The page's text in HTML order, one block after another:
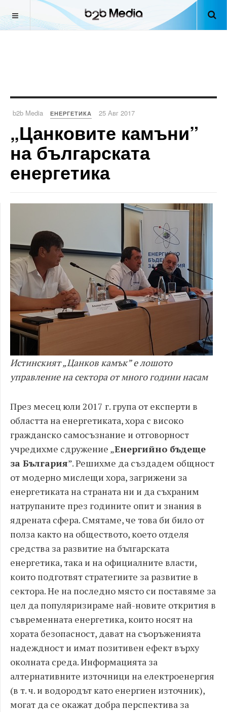
b2b Media ЕНЕРГЕТИКА 25 Авг 2017
„Цанковите камъни”
на българската
енергетика
Истинският „Цанков камък” е лошото
управление на сектора от много години насам
През месец юли 2017 г. група от експерти в
областта на енергетиката, хора с високо
гражданско самосъзнание и отговорност
учредихме сдружение „Енергийно бъдеще
за България”. Решихме да създадем общност
от модерно мислещи хора, загрижени за
енергетиката на страната ни и да съхраним
натрупаните през годините опит и знания в
ядрената сфера. Смятаме, че това би било от
полза както на обществото, което отделя
средства за развитие на българската
енергетика, така и на официалните власти,
които подготвят стратегиите за развитие в
сектора. Не на последно място си поставяме за
цел да популяризираме най-новите открития в
съвременната енергетика, които носят на
хората безопасност, дават на съоръженията
надеждност и имат позитивен ефект върху
околната среда. Информацията за
алтернативните източници на електроенергия
(в т. ч. и водородът като енергиен източник),
могат да се окажат добра перспектива за